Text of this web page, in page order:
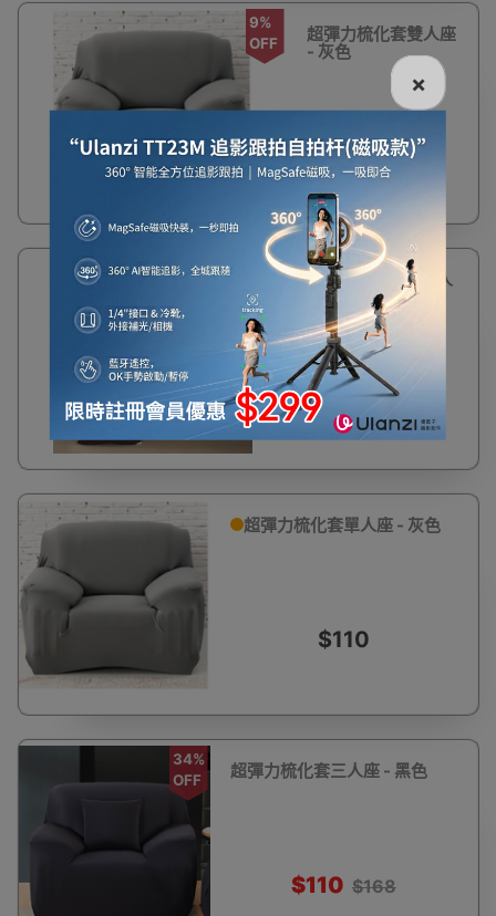
9%
OFF
超彈力梳化套雙人座
- 灰色
$125 $138
超彈力梳化套單人
座 - 啡色
$110
超彈力梳化套單人座 - 灰色
$110
34%
OFF
超彈力梳化套三人座 - 黑色
$110 $168
×